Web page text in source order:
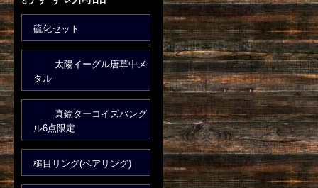
硫化セット
太陽イーグル唐草中メ
タル
真鍮ターコイズバング
ル6点限定
槌目リング(ペアリング)